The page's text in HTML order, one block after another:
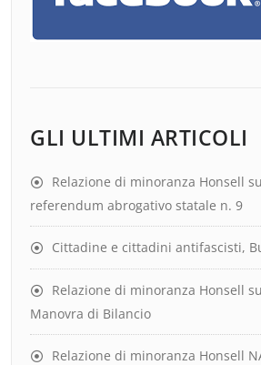
GLI ULTIMI ARTICOLI
Relazione di minoranza Honsell
referendum abrogativo statale n. 9
Cittadine e cittadini antifascisti,
Relazione di minoranza Honsell
Manovra di Bilancio
Relazione di minoranza Honsell